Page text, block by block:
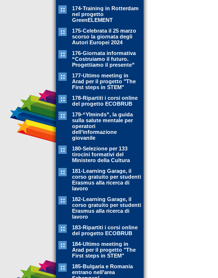
174-Training in Rotterdam
nel progetto
GreenELEMENT
175-Celebrata il 25 marzo
scorso la giornata degli
Autori Europei 2024
176-Giornata informativa
“Costruiamo il futuro.
Progettiamo il presente”
177-Ultimo meeting in
Arad per il progetto "The
First steps in STEM"
178-Ripartiti i corsi online
del progetto ECOBRUB
179-“YIminds”, la guida
sulla salute mentale per
operatori
dell’informazione
giovanile
180-Selezione per 133
tirocini formativi del
Ministero della Cultura
181-Learning Garage, il
corso gratuito per studenti
Erasmus alla ricerca di
lavoro
182-Learning Garage, il
corso gratuito per studenti
Erasmus alla ricerca di
lavoro
183-Ripartiti i corsi online
del progetto ECOBRUB
184-Ultimo meeting in
Arad per il progetto "The
First steps in STEM"
185-Bulgaria e Romania
entrano nell’area